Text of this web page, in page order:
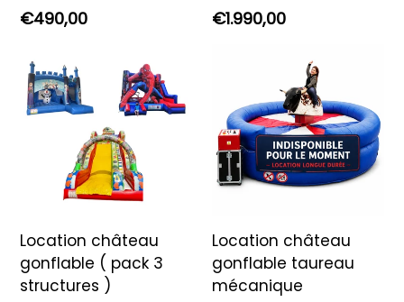
Prix
€490,00
Prix
€1.990,00
Location château
gonflable ( pack 3
structures )
Location château
gonflable taureau
mécanique